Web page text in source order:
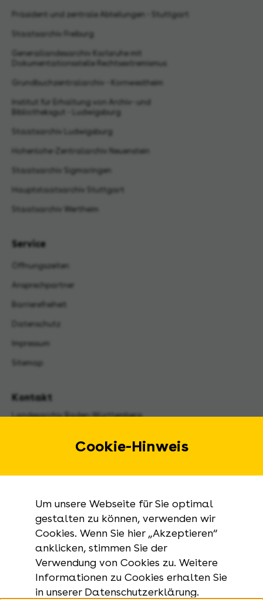
Cookie-Hinweis
Um unsere Webseite für Sie optimal
gestalten zu können, verwenden wir
Cookies. Wenn Sie hier „Akzeptieren“
anklicken, stimmen Sie der
Verwendung von Cookies zu. Weitere
Informationen zu Cookies erhalten Sie
in unserer Datenschutzerklärung.
Präsident und zentrale Abteilungen - Stuttgart
Staatsarchiv Freiburg
Generallandesarchiv Karlsruhe mit
Dokumentationsstelle Rechtsextremismus
Grundbuchzentralarchiv - Kornwestheim
Institut für Erhaltung von Archiv- und
Bibliotheksgut - Ludwigsburg
Staatsarchiv Ludwigsburg
Hohenlohe-Zentralarchiv Neuenstein
Staatsarchiv Sigmaringen
Hauptstaatsarchiv Stuttgart
Staatsarchiv Wertheim
Service
Öffnungszeiten
Ansprechpartner
Barrierefreiheit
Datenschutz
Impressum
Sitemap
Kontakt
Landesarchiv Baden-Württemberg
+49 711 212-4272
Anfragen zu Archivgut:
+49 711 335075-555
Telefax:
+49 711 212-4283